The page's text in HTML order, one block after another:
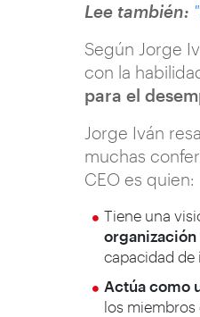
Lee también:
Según Jorge
con la
para el
Jorge Iván
muchas
CEO es quien:
Tiene una
organización
capacidad de
Actúa como
los miembros